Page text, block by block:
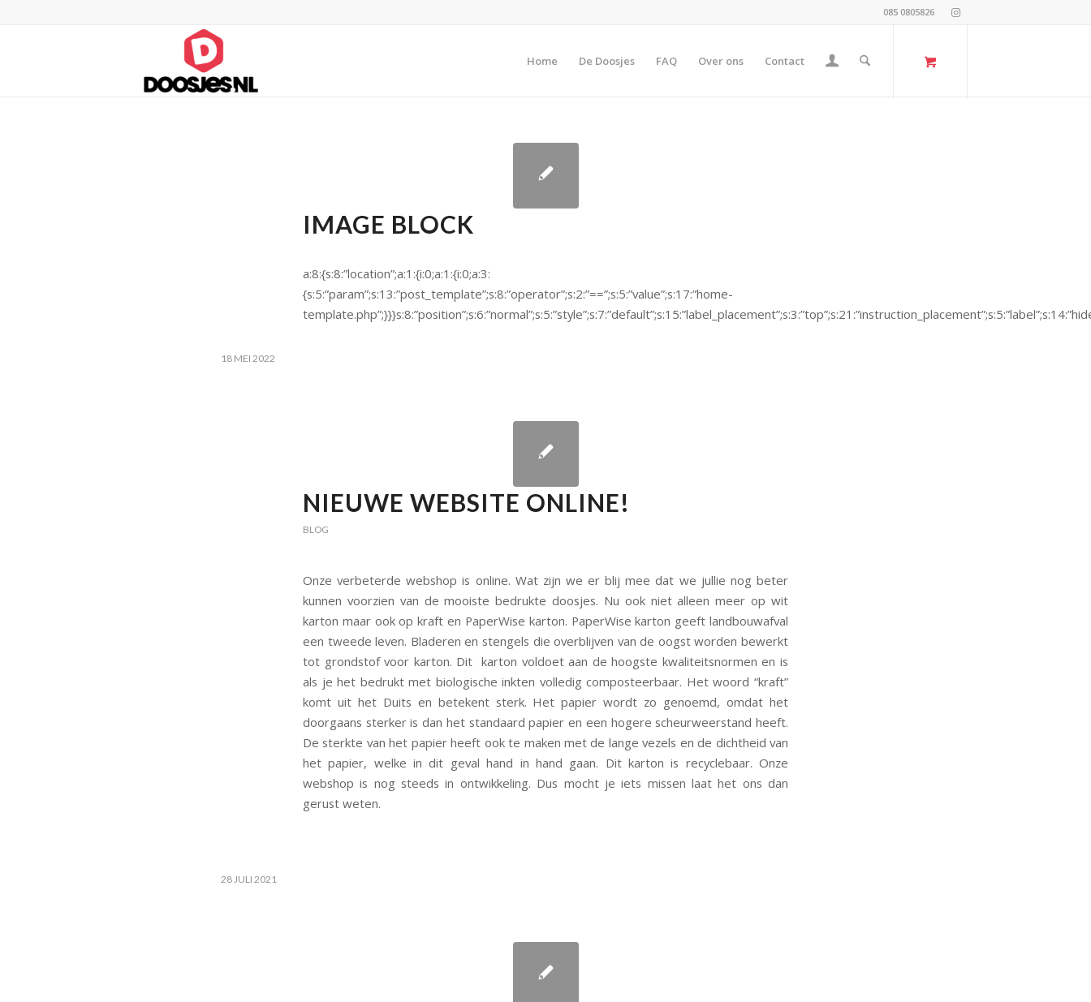
085 0805826
Home De Doosjes FAQ Over ons Contact
IMAGE BLOCK
a:8:{s:8:”location”;a:1:{i:0;a:1:{i:0;a:3:
{s:5:”param”;s:13:”post_template”;s:8:”operator”;s:2:”==”;s:5:”value”;s:17:”home-
18 MEI 2022
NIEUWE WEBSITE ONLINE!
BLOG
Onze verbeterde webshop is online. Wat zijn we er blij mee dat we jullie nog beter
kunnen voorzien van de mooiste bedrukte doosjes. Nu ook niet alleen meer op wit
karton maar ook op kraft en PaperWise karton. PaperWise karton geeft landbouwafval
een tweede leven. Bladeren en stengels die overblijven van de oogst worden bewerkt
tot grondstof voor karton. Dit karton voldoet aan de hoogste kwaliteitsnormen en is
als je het bedrukt met biologische inkten volledig composteerbaar. Het woord “kraft”
komt uit het Duits en betekent sterk. Het papier wordt zo genoemd, omdat het
doorgaans sterker is dan het standaard papier en een hogere scheurweerstand heeft.
De sterkte van het papier heeft ook te maken met de lange vezels en de dichtheid van
het papier, welke in dit geval hand in hand gaan. Dit karton is recyclebaar. Onze
webshop is nog steeds in ontwikkeling. Dus mocht je iets missen laat het ons dan
gerust weten.
28 JULI 2021